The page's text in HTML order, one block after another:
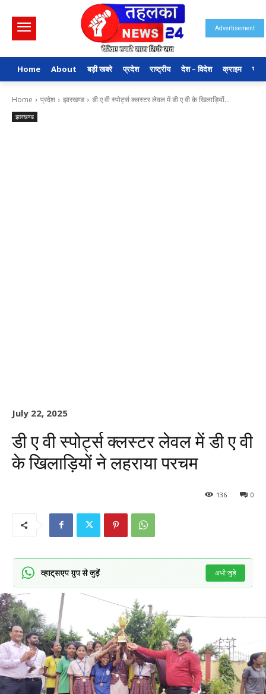
Advertisement
Home About बड़ी खबरे प्रदेश राष्ट्रीय देश – विदेश क्राइम
Home प्रदेश झारखण्ड डी ए वी स्पोर्ट्स क्लस्टर लेवल में डी ए वी के खिलाड़ियों...
झारखण्ड
July 22, 2025
डी ए वी स्पोर्ट्स क्लस्टर लेवल में डी ए वी
के खिलाड़ियों ने लहराया परचम
0
136